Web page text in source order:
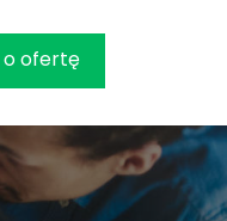
o ofertę